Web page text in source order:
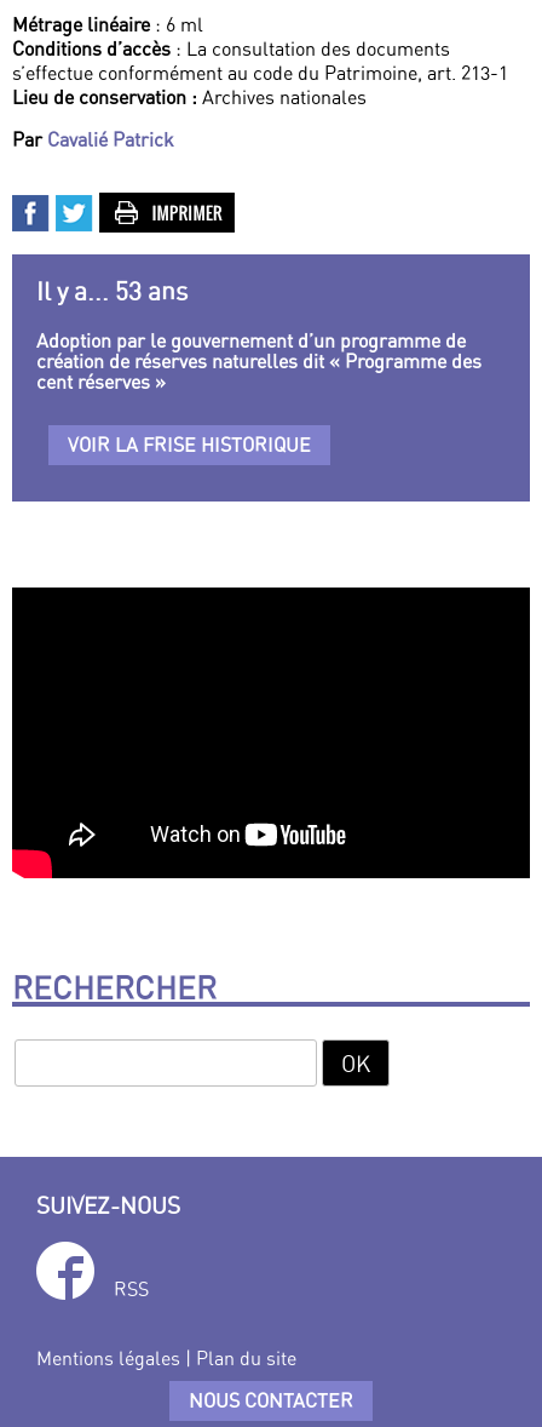
Métrage linéaire: 6 ml
Conditions d’accès : La consultation des documents
s’effectue conformément au code du Patrimoine, art. 213-1
Lieu de conservation : Archives nationales
Par Cavalié Patrick
Il y a... 53 ans
Adoption par le gouvernement d’un programme de
création de réserves naturelles dit « Programme des
cent réserves »
VOIR LA FRISE HISTORIQUE
RECHERCHER
SUIVEZ-NOUS
RSS
Mentions légales | Plan du site
NOUS CONTACTER